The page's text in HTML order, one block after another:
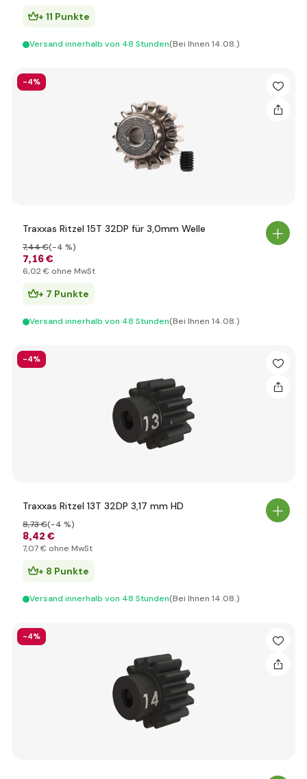
+ 11 Punkte
Versand innerhalb von 48 Stunden(Bei Ihnen 14.08.)
-4%
Traxxas Ritzel 15T 32DP für 3,0mm Welle
7,16 €
7,44 €(-4 %)
6,02 € ohne MwSt
+ 7 Punkte
Versand innerhalb von 48 Stunden(Bei Ihnen 14.08.)
-4%
Traxxas Ritzel 13T 32DP 3,17 mm HD
8,42 €
8,73 €(-4 %)
7,07 € ohne MwSt
+ 8 Punkte
Versand innerhalb von 48 Stunden(Bei Ihnen 14.08.)
-4%